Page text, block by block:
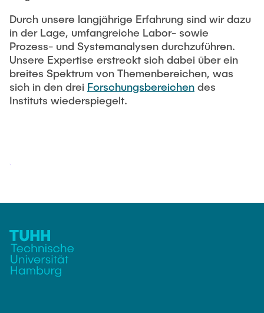
Durch unsere langjährige Erfahrung sind wir dazu
in der Lage, umfangreiche Labor- sowie
Prozess- und Systemanalysen durchzuführen.
Unsere Expertise erstreckt sich dabei über ein
breites Spektrum von Themenbereichen, was
sich in den drei Forschungsbereichen des
Instituts wiederspiegelt.